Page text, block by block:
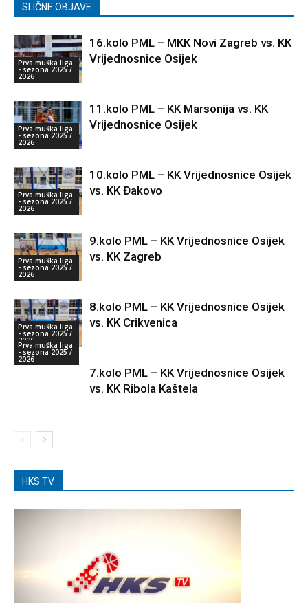
SLIČNE OBJAVE
Prva muška liga
- sezona 2025 /
2026
16.kolo PML – MKK Novi Zagreb vs. KK
Vrijednosnice Osijek
Prva muška liga
- sezona 2025 /
2026
11.kolo PML – KK Marsonija vs. KK
Vrijednosnice Osijek
Prva muška liga
- sezona 2025 /
2026
10.kolo PML – KK Vrijednosnice Osijek
vs. KK Đakovo
Prva muška liga
- sezona 2025 /
2026
9.kolo PML – KK Vrijednosnice Osijek
vs. KK Zagreb
Prva muška liga
- sezona 2025 /
2026
8.kolo PML – KK Vrijednosnice Osijek
vs. KK Crikvenica
Prva muška liga
- sezona 2025 /
2026
7.kolo PML – KK Vrijednosnice Osijek
vs. KK Ribola Kaštela
HKS TV